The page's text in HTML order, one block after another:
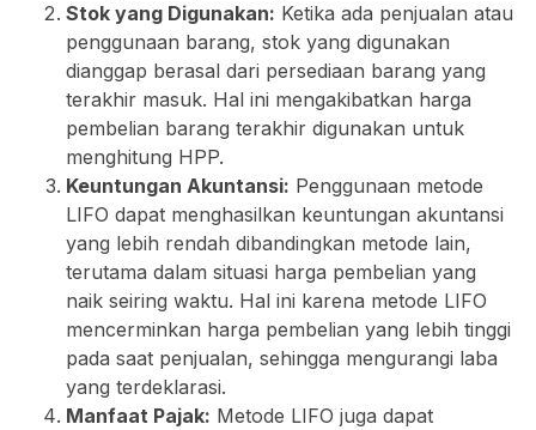
Stok yang Digunakan: Ketika ada penjualan atau
penggunaan barang, stok yang digunakan
dianggap berasal dari persediaan barang yang
terakhir masuk. Hal ini mengakibatkan harga
pembelian barang terakhir digunakan untuk
menghitung HPP.
Keuntungan Akuntansi: Penggunaan metode
LIFO dapat menghasilkan keuntungan akuntansi
yang lebih rendah dibandingkan metode lain,
terutama dalam situasi harga pembelian yang
naik seiring waktu. Hal ini karena metode LIFO
mencerminkan harga pembelian yang lebih tinggi
pada saat penjualan, sehingga mengurangi laba
yang terdeklarasi.
Manfaat Pajak: Metode LIFO juga dapat